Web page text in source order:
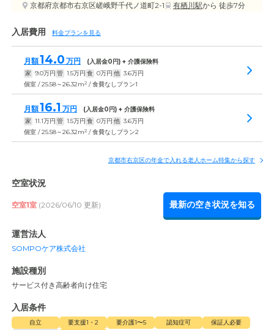
京都府京都市右京区嵯峨野千代ノ道町2-1 有栖川駅から 徒歩7分
入居費用 料金プランを見る
月額14.0 万円 (入居金0 円) + 介護保険料
家 9.0万円 管 1.5万円 食 0万円 他 3.6万円
個室 / 25.58～26.32m2 / 食費なしプラン1
月額16.1 万円 (入居金0 円) + 介護保険料
家 11.1万円 管 1.5万円 食 0万円 他 3.6万円
個室 / 25.58～26.32m2 / 食費なしプラン2
京都市右京区の年金で入れる老人ホーム特集から探す
空室状況
空室1室 (2026/06/10 更新) 最新の空き状況を知る
運営法人
SOMPOケア株式会社
施設種別
サービス付き高齢者向け住宅
入居条件
自立 要支援1・2 要介護1〜5 認知症可
保証人必要